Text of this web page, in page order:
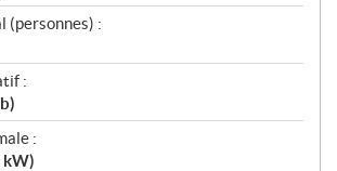
(personnes) :
:
:
kW)